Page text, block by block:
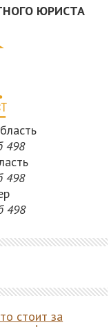
ЮРИСТА
498
498
498
стоит за